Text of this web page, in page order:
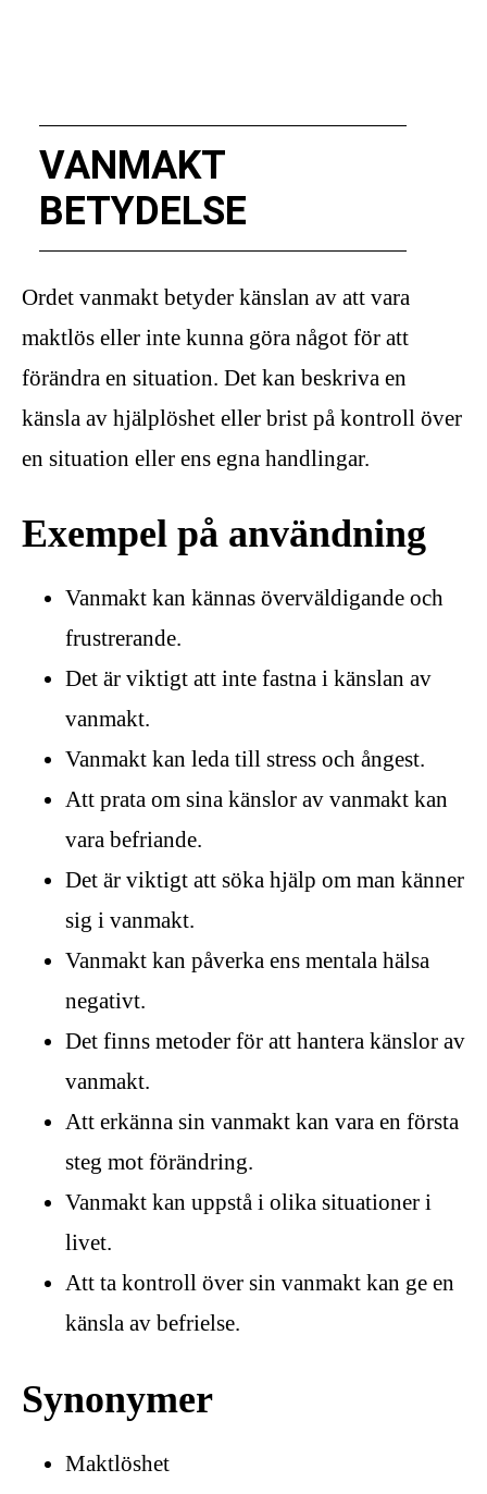
VANMAKT
BETYDELSE
Ordet vanmakt betyder känslan av att vara
maktlös eller inte kunna göra något för att
förändra en situation. Det kan beskriva en
känsla av hjälplöshet eller brist på kontroll över
en situation eller ens egna handlingar.
Exempel på användning
Vanmakt kan kännas överväldigande och
frustrerande.
Det är viktigt att inte fastna i känslan av
vanmakt.
Vanmakt kan leda till stress och ångest.
Att prata om sina känslor av vanmakt kan
vara befriande.
Det är viktigt att söka hjälp om man känner
sig i vanmakt.
Vanmakt kan påverka ens mentala hälsa
negativt.
Det finns metoder för att hantera känslor av
vanmakt.
Att erkänna sin vanmakt kan vara en första
steg mot förändring.
Vanmakt kan uppstå i olika situationer i
livet.
Att ta kontroll över sin vanmakt kan ge en
känsla av befrielse.
Synonymer
Maktlöshet